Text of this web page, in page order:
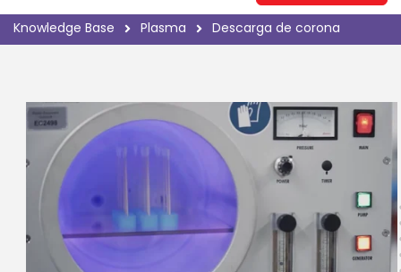
Knowledge Base Plasma Descarga de corona